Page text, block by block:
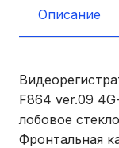
Описание
F864 ver.09
лобовое
Фронтальная